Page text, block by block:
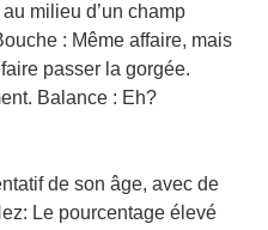
milieu d’un champ
: Même affaire, mais
passer la gorgée.
Balance : Eh?
de son âge, avec de
Le pourcentage élevé